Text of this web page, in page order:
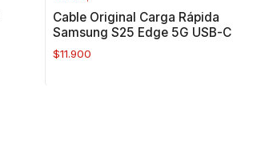
Cable Original Carga Rápida
Samsung S25 Edge 5G USB-C
$11.900